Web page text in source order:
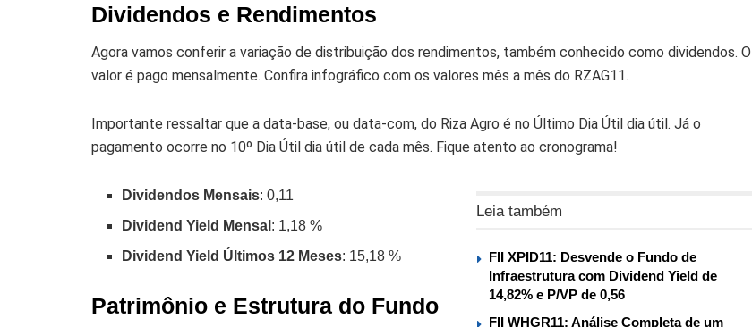
Dividendos e Rendimentos
Agora vamos conferir a variação de distribuição dos rendimentos, também conhecido como dividendos. O
valor é pago mensalmente. Confira infográfico com os valores mês a mês do RZAG11.
Importante ressaltar que a data-base, ou data-com, do Riza Agro é no Último Dia Útil dia útil. Já o
pagamento ocorre no 10º Dia Útil dia útil de cada mês. Fique atento ao cronograma!
Leia também
FII XPID11: Desvende o Fundo de
Infraestrutura com Dividend Yield de
14,82% e P/VP de 0,56
FII WHGR11: Análise Completa de um
Dividendos Mensais: 0,11
Dividend Yield Mensal : 1,18 %
Dividend Yield Últimos 12 Meses: 15,18 %
Patrimônio e Estrutura do Fundo